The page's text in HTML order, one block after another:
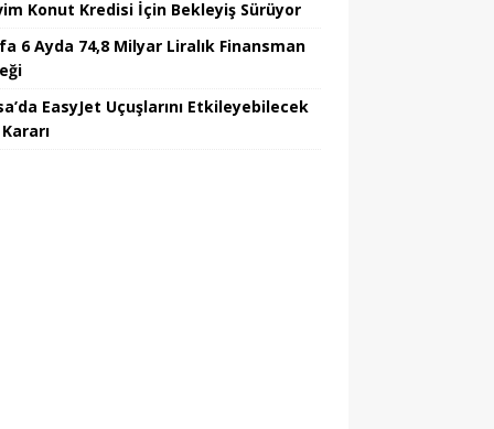
Konut Kredisi İçin Bekleyiş Sürüyor
6 Ayda 74,8 Milyar Liralık Finansman
EasyJet Uçuşlarını Etkileyebilecek